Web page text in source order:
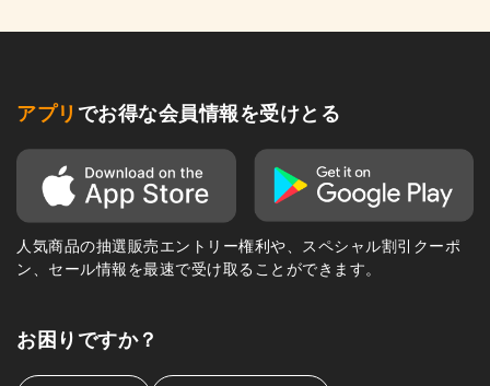
アプリ でお得な会員情報を受けとる
人気商品の抽選販売エントリー権利や、スペシャル割引クーポ
ン、セール情報を最速で受け取ることができます。
お困りですか？